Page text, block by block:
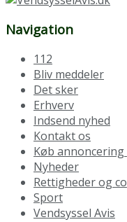
Navigation
112
Bliv meddeler
Det sker
Erhverv
Indsend nyhed
Kontakt os
Køb annoncering
Nyheder
Rettigheder og
Sport
Vendsyssel Avis